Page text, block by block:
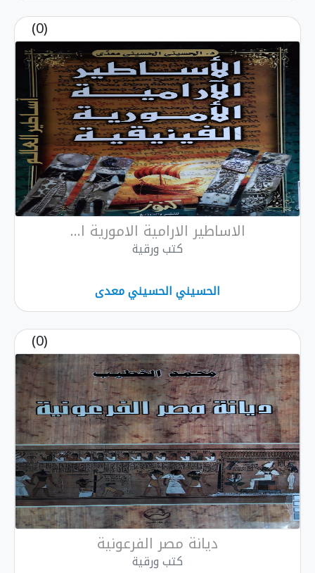
(0)
الاساطير الارامية الامورية ا...
كتب ورقية
الحسيني الحسيني معدى
(0)
ديانة مصر الفرعونية
كتب ورقية